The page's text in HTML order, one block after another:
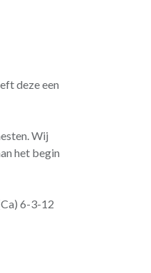
deze een
Wij
het begin
6-3-12